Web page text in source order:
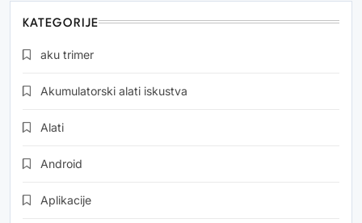
KATEGORIJE
aku trimer
Akumulatorski alati iskustva
Alati
Android
Aplikacije